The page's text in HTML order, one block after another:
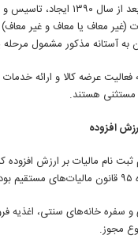
کلیه اشخاص حقوقی که
به آستانه مذکور مشمول
مستثنی هستند.
افزوده
سفره خانه‌های سنتی، اغذیه
مجوز.